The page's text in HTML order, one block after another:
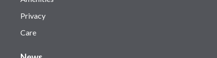
Privacy
Care